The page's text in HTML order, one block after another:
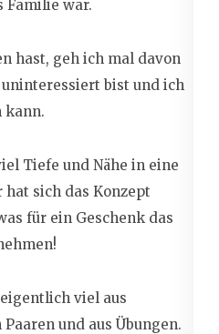
Familie war.
hast, geh ich mal davon
bist und ich
kann.
Tiefe und Nähe in eine
hat sich das Konzept
für ein Geschenk das
viel aus
und aus Übungen.